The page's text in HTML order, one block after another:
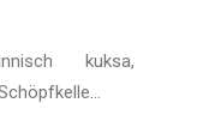
kuksa,